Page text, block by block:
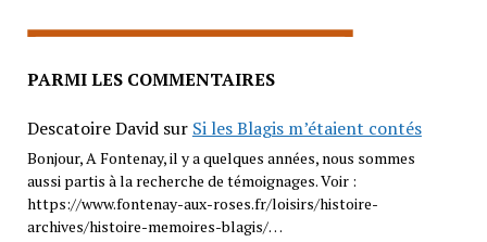
PARMI LES COMMENTAIRES
Descatoire Davidsur Si les Blagis m’étaient contés
Bonjour, A Fontenay, il y a quelques années, nous sommes
aussi partis à la recherche de témoignages. Voir :
https://www.fontenay-aux-roses.fr/loisirs/histoire-
archives/histoire-memoires-blagis/…